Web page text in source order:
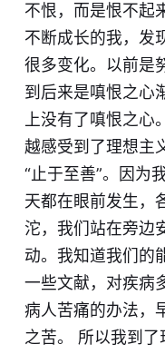
不恨，而是恨不起
不断成长的我，发
很多变化。以前是
到后来是嗔恨之心
上没有了嗔恨之
越感受到了理想主
“止于至善”。因为
天都在眼前发生，
沱，我们站在旁边
动。我知道我们的
一些文献，对疾病
病人苦痛的办法，
之苦。 所以我到